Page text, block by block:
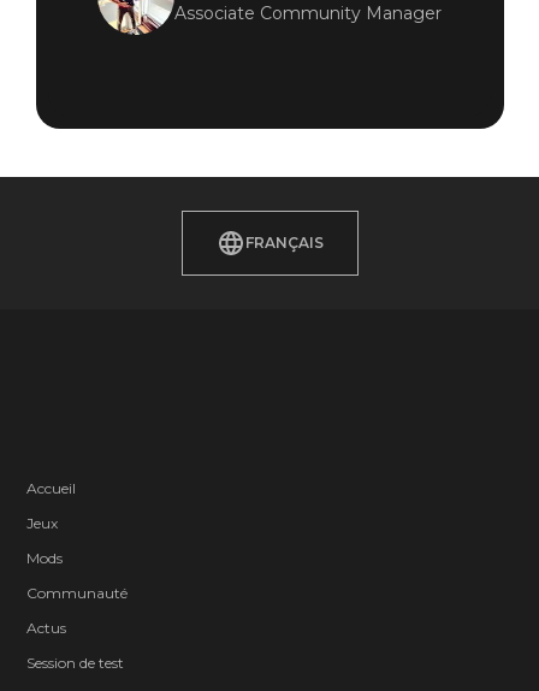
Associate Community Manager
FRANÇAIS
Accueil
Jeux
Mods
Communauté
Actus
Session de test